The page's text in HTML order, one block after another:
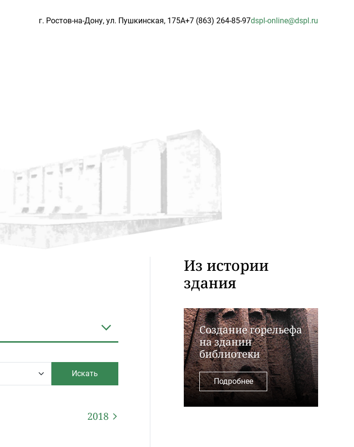
г. Ростов-на-Дону, ул. Пушкинская, 175А+7 (863) 264-85-97dspl-online@dspl.ru
Искать
2018
Из истории
здания
Создание горельефа
на здании
библиотеки
Подробнее